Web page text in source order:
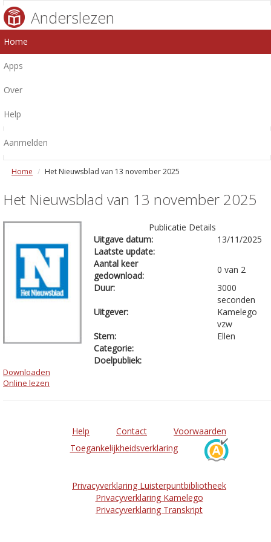
Anderslezen
Home
Apps
Over
Help
Aanmelden
Home Het Nieuwsblad van 13 november 2025
Het Nieuwsblad van 13 november 2025
Publicatie Details
Uitgave datum:
13/11/2025
Laatste update:
Aantal keer
gedownload:
0 van 2
Duur:
3000
seconden
Uitgever:
Kamelego
vzw
Stem:
Ellen
Categorie:
Doelpubliek:
Downloaden
Online lezen
Help Contact
Voorwaarden
Toegankelijkheidsverklaring
Privacyverklaring Luisterpuntbibliotheek
Privacyverklaring Kamelego
Privacyverklaring Transkript